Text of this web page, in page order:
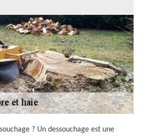
? Un dessouchage est une